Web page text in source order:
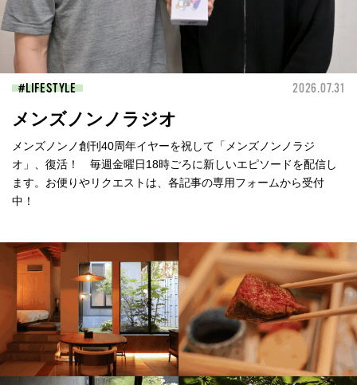
LIFESTYLE 2026.07.31
メンズノンノラジオ
メンズノンノ創刊40周年イヤーを祝して「メンズノンノラジ
オ」、復活！ 毎週金曜日18時ごろに新しいエピソードを配信し
ます。お便りやリクエストは、各記事の専用フォームから受付
中！